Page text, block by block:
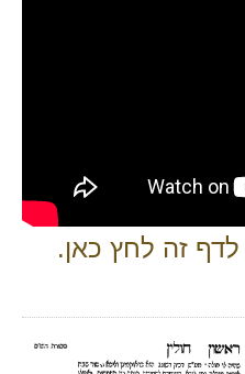
לדף זה לחץ כאן.